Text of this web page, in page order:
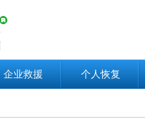
企业救援 个人恢复